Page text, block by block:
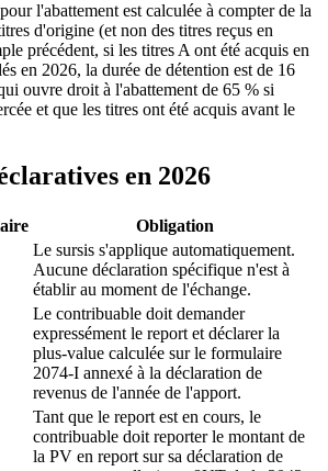
l'abattement est calculée à compter de la
d'origine (et non des titres reçus en
précédent, si les titres A ont été acquis en
en 2026, la durée de détention est de 16
ouvre droit à l'abattement de 65 % si
et que les titres ont été acquis avant le
en 2026
Obligation
Le sursis s'applique automatiquement.
Aucune déclaration spécifique n'est à
établir au moment de l'échange.
Le contribuable doit demander
expressément le report et déclarer la
plus-value calculée sur le formulaire
2074-I annexé à la déclaration de
revenus de l'année de l'apport.
Tant que le report est en cours, le
contribuable doit reporter le montant de
la PV en report sur sa déclaration de